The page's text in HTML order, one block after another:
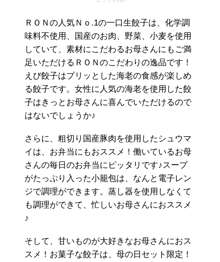
ＲＯＮの人気Ｎｏ.1の一口生餃子は、化学調
味料不使用、国産のお肉、野菜、小麦を使用
していて、素材にこだわるお母さんにもご満
足いただけるＲＯＮのこだわりの逸品です！
えび餃子はプリッとした海老の食感が楽しめ
る餃子です。女性に人気の海老を使用した餃
子はきっとお母さんに喜んでいただけるので
はないでしょうか♪
さらに、粗切り国産豚肉を使用したシュウマ
イは、お弁当にもおススメ！働いているお母
さんの毎日のお弁当にピッタリです♪スープ
がたっぷり入った小籠包は、なんと電子レン
ジで調理ができます。蒸し器を使用しなくて
も調理ができて、忙しいお母さんにおススメ
♪
そして、甘いものが大好きなお母さんにおス
スメ！お菓子な餃子は、母の日セット限定！